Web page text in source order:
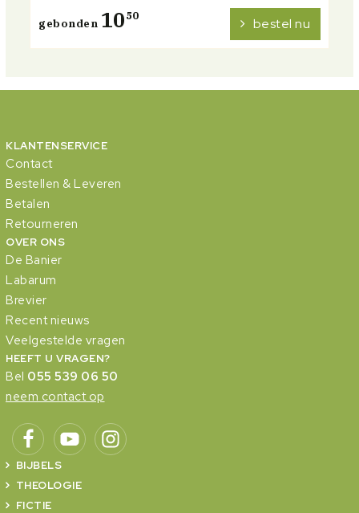
gebonden 1050 bestel nu
KLANTENSERVICE
Contact
Bestellen & Leveren
Betalen
Retourneren
OVER ONS
De Banier
Labarum
Brevier
Recent nieuws
Veelgestelde vragen
HEEFT U VRAGEN?
Bel 055 539 06 50
neem contact op
BIJBELS
THEOLOGIE
FICTIE